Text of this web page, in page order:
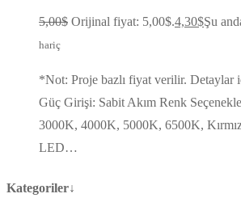
5,00$ Orijinal fiyat: 5,00$.4,30$Şu
hariç
*Not: Proje bazlı fiyat verilir. Detaylar
Güç Girişi: Sabit Akım Renk
3000K, 4000K, 5000K, 6500K,
LED…
Kategoriler↓